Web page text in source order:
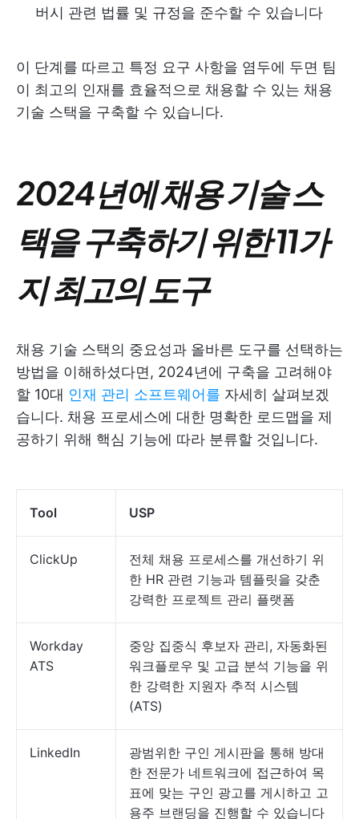
버시 관련 법률 및 규정을 준수할 수 있습니다
이 단계를 따르고 특정 요구 사항을 염두에 두면 팀
이 최고의 인재를 효율적으로 채용할 수 있는 채용
기술 스택을 구축할 수 있습니다.
2024년에 채용 기술 스
택을 구축하기 위한 11가
지 최고의 도구
채용 기술 스택의 중요성과 올바른 도구를 선택하는
방법을 이해하셨다면, 2024년에 구축을 고려해야
할 10대 인재 관리 소프트웨어를 자세히 살펴보겠
습니다. 채용 프로세스에 대한 명확한 로드맵을 제
공하기 위해 핵심 기능에 따라 분류할 것입니다.
Tool USP
ClickUp
전체 채용 프로세스를 개선하기 위
한 HR 관련 기능과 템플릿을 갖춘
강력한 프로젝트 관리 플랫폼
Workday
ATS
중앙 집중식 후보자 관리, 자동화된
워크플로우 및 고급 분석 기능을 위
한 강력한 지원자 추적 시스템
(ATS)
LinkedIn
광범위한 구인 게시판을 통해 방대
한 전문가 네트워크에 접근하여 목
표에 맞는 구인 광고를 게시하고 고
용주 브랜딩을 진행할 수 있습니다